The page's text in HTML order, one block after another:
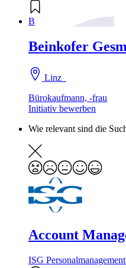
B
Beinkofer
Linz
Bürokaufmann, -frau
Initiativ bewerben
Wie relevant sind die
Account
ISG